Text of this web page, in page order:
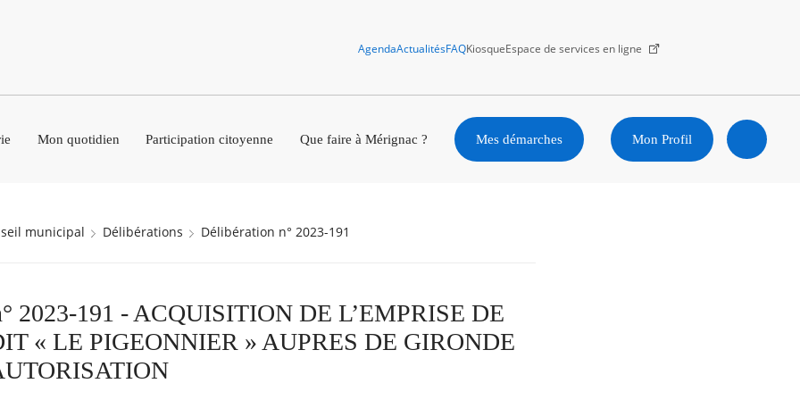
AgendaActualitésFAQKiosqueEspace de services en ligne
Mon quotidien Participation citoyenne Que faire à Mérignac ? Mes démarches Mon Profil
municipal Délibérations Délibération n° 2023-191
2023-191 - ACQUISITION DE L’EMPRISE DE
« LE PIGEONNIER » AUPRES DE GIRONDE